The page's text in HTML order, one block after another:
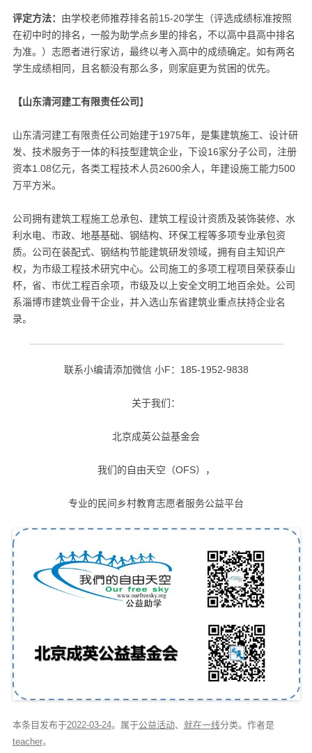
评定方法： 由学校老师推荐排名前15-20学生（评选成绩标准按照
在初中时的排名，一般为助学点乡里的排名，不以高中县高中排名
为准。）志愿者进行家访，最终以考入高中的成绩确定。如有两名
学生成绩相同，且名额没有那么多，则家庭更为贫困的优先。
【山东清河建工有限责任公司】
山东清河建工有限责任公司始建于1975年，是集建筑施工、设计研
发、技术服务于一体的科技型建筑企业，下设16家分子公司，注册
资本1.08亿元，各类工程技术人员2600余人，年建设施工能力500
万平方米。
公司拥有建筑工程施工总承包、建筑工程设计资质及装饰装修、水
利水电、市政、地基基础、钢结构、环保工程等多项专业承包资
质。公司在装配式、钢结构节能建筑研发领域，拥有自主知识产
权，为市级工程技术研究中心。公司施工的多项工程项目荣获泰山
杯，省、市优工程百余项，市级及以上安全文明工地百余处。公司
系淄博市建筑业骨干企业，并入选山东省建筑业重点扶持企业名
录。
联系小编请添加微信 小F：185-1952-9838
关于我们：
北京成英公益基金会
我们的自由天空（OFS），
专业的民间乡村教育志愿者服务公益平台
本条目发布于2022-03-24。属于公益活动、 就在一线分类。 作者是
teacher。